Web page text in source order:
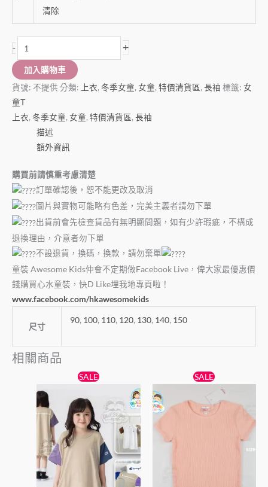
清除
- +
加入購物車
貨號: 不提供 分類: 上衣, 冬季女童, 女童, 特價清貨區, 長袖 標籤: 女
童T
上衣, 冬季女童, 女童, 特價清貨區, 長袖
描述
額外資訊
購買前請慎重考慮清楚
訂單確認後，恕不能更改及取消
圖片與實物可能略有色差，完美主義者請勿下單
出貨前會先檢查貨品有無明顯問題，如有少許瑕疵，不構成
退換理由，介意者勿下單
不設退貨，換碼，換款，請勿棄單
童裝 Awesome Kids仲會不定期做Facebook Live，俾大家最優惠價
錢購買心水童裝，快D Like埋我地專頁啦！
www.facebook.com/hkawesomekids
尺寸
90, 100, 110, 120, 130, 140, 150
相關商品
SALE
格：
$89。
目
前
格：
$79。
產
品
有
多
種
款
式。
SALE
始
格：
$55。
目
前
格：
$45。
有
多
種